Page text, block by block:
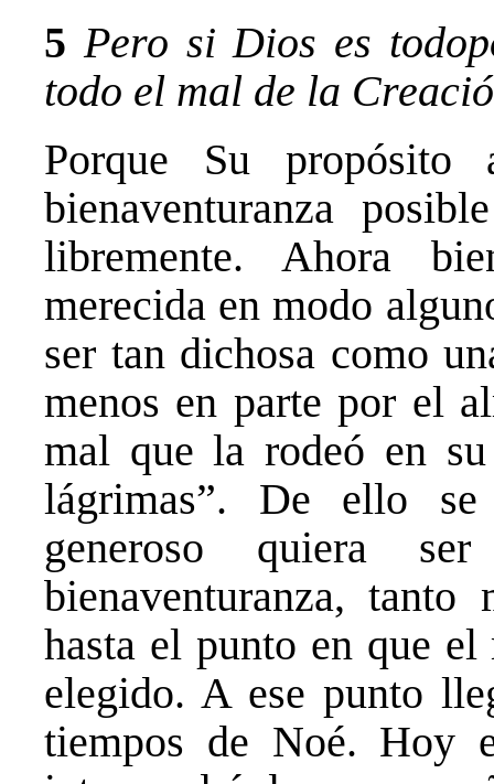
5 Pero si Dios es
todo el mal de la
Porque Su
bienaventuranza
libremente. Ahora
merecida en modo
ser tan dichosa como
menos en parte por el
mal que la rodeó en
lágrimas”. De ello se
generoso quiera
bienaventuranza,
hasta el punto en que
elegido. A ese punto
tiempos de Noé. Hoy